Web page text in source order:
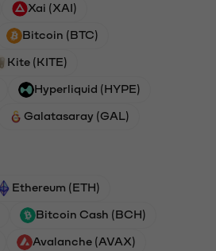
Xai (XAI)
Bitcoin (BTC)
Kite (KITE)
Hyperliquid (HYPE)
Galatasaray (GAL)
Ethereum (ETH)
Bitcoin Cash (BCH)
Avalanche (AVAX)